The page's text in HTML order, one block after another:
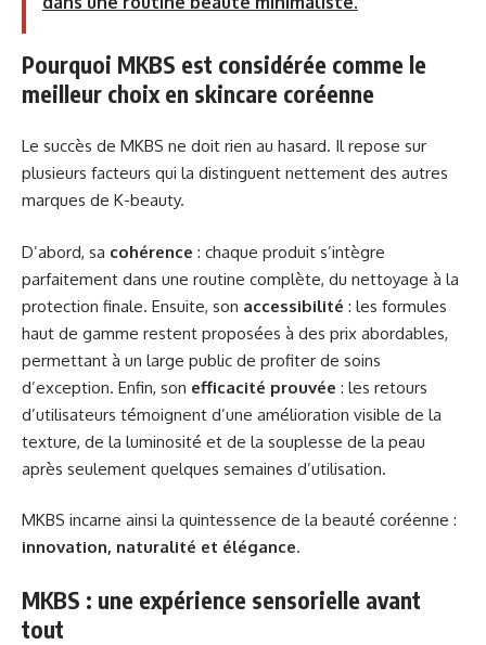
Pourquoi MKBS est considérée comme le
meilleur choix en skincare coréenne
Le succès de MKBS ne doit rien au hasard. Il repose sur
plusieurs facteurs qui la distinguent nettement des autres
marques de K-beauty.
D’abord, sa cohérence : chaque produit s’intègre
parfaitement dans une routine complète, du nettoyage à la
protection finale. Ensuite, son accessibilité : les formules
haut de gamme restent proposées à des prix abordables,
permettant à un large public de profiter de soins
d’exception. Enfin, son efficacité prouvée : les retours
d’utilisateurs témoignent d’une amélioration visible de la
texture, de la luminosité et de la souplesse de la peau
après seulement quelques semaines d’utilisation.
MKBS incarne ainsi la quintessence de la beauté coréenne :
innovation, naturalité et élégance.
MKBS : une expérience sensorielle avant
tout